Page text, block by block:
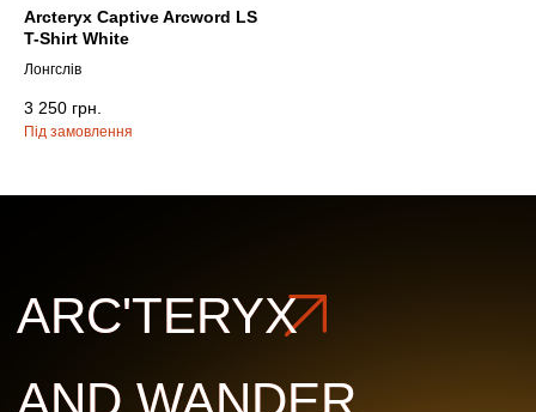
Arcteryx Captive Arcword LS
T-Shirt White
Лонгслів
3 250 грн.
9/1
ORDER@DISTANCE.COM.UA
@DISTANCE_UA